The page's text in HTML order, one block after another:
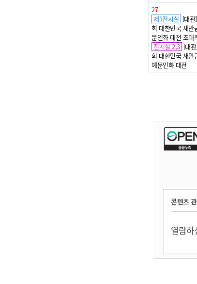
27
제1전시실 [대
회 대한민국 새만
문인화 대전 초대
전시실 2,3 [대
회 대한민국 새만
예문인화 대전
콘텐츠
열람하